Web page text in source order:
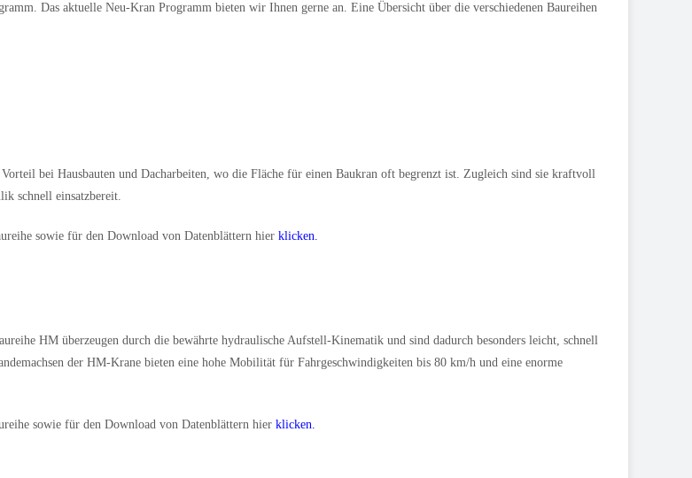
Das aktuelle Neu-Kran Programm bieten wir Ihnen gerne an. Eine Übersicht über die verschiedenen Baureihen
bei Hausbauten und Dacharbeiten, wo die Fläche für einen Baukran oft begrenzt ist. Zugleich sind sie kraftvoll
schnell einsatzbereit.
sowie für den Download von Datenblättern hier klicken.
HM überzeugen durch die bewährte hydraulische Aufstell-Kinematik und sind dadurch besonders leicht, schnell
der HM-Krane bieten eine hohe Mobilität für Fahrgeschwindigkeiten bis 80 km/h und eine enorme
sowie für den Download von Datenblättern hierklicken.